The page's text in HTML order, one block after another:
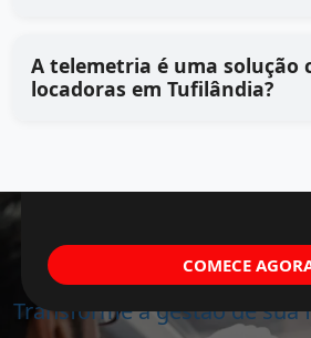
A telemetria é uma solução
locadoras em Tufilândia?
Transforme a gestão de sua
COMECE